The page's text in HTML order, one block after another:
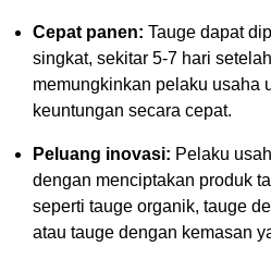
Cepat panen: Tauge dapat
singkat, sekitar 5-7 hari
memungkinkan pelaku usaha
keuntungan secara cepat.
Peluang inovasi: Pelaku
dengan menciptakan produk
seperti tauge organik, tauge
atau tauge dengan kemasan